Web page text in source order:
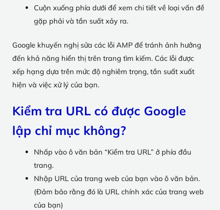
Cuộn xuống phía dưới để xem chi tiết về loại vấn đề
gặp phải và tần suất xảy ra.
Google khuyến nghị sửa các lỗi AMP để tránh ảnh hưởng
đến khả năng hiển thị trên trang tìm kiếm. Các lỗi được
xếp hạng dựa trên mức độ nghiêm trọng, tần suất xuất
hiện và việc xử lý của bạn.
Kiểm tra URL có được Google
lập chỉ mục không?
Nhấp vào ô văn bản “Kiểm tra URL” ở phía đầu
trang.
Nhập URL của trang web của bạn vào ô văn bản.
(Đảm bảo rằng đó là URL chính xác của trang web
của bạn)